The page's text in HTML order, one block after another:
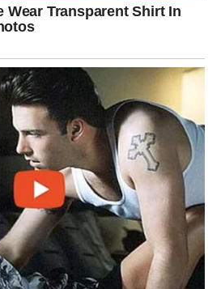
su ključ za prevenciju bolesti.
krvni pritisak, šećer, vid, sluh i druge
možete na vreme uočiti
potrebne korake da ih rešite.
život, a pravovremeno otkrivanje
smanjiti rizik od ozbiljnih
shvatite da starenje nije kraj
živite mudro, sa više mira,